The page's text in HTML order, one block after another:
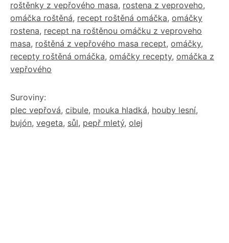
roštěnky z vepřového masa, rostena z veproveho,
omáčka roštěná, recept roštěná omáčka, omáčky
rostena, recept na roštěnou omáčku z veproveho
masa, roštěná z vepřového masa recept, omáčky,
recepty roštěná omáčka, omáčky recepty, omáčka z
vepřového
Suroviny:
plec vepřová, cibule, mouka hladká, houby lesní,
bujón, vegeta, sůl, pepř mletý, olej